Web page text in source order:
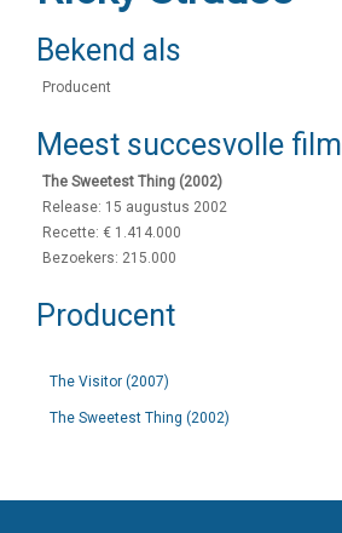
Bekend als
Producent
Meest succesvolle film
The Sweetest Thing (2002)
Release: 15 augustus 2002
Recette: € 1.414.000
Bezoekers: 215.000
Producent
The Visitor (2007)
The Sweetest Thing (2002)